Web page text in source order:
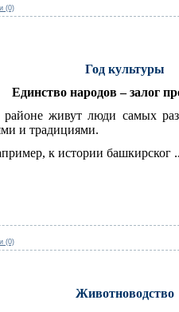
(0)
Год культуры
Единство народов – залог
живут люди самых
и традициями.
к истории башкирског
(0)
Животноводство